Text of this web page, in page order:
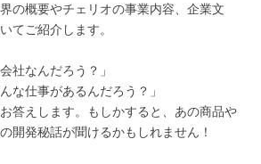
の概要やチェリオの事業内容、企業文
てご紹介します。
社なんだろう？」
な仕事があるんだろう？」
答えします。もしかすると、あの商品や
開発秘話が聞けるかもしれません！